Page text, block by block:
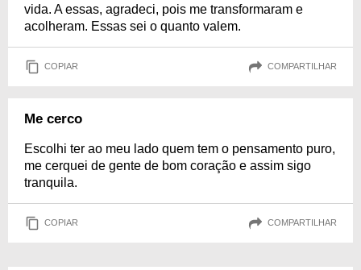
vida. A essas, agradeci, pois me transformaram e
acolheram. Essas sei o quanto valem.
COPIAR COMPARTILHAR
Me cerco
Escolhi ter ao meu lado quem tem o pensamento puro,
me cerquei de gente de bom coração e assim sigo
tranquila.
COPIAR COMPARTILHAR